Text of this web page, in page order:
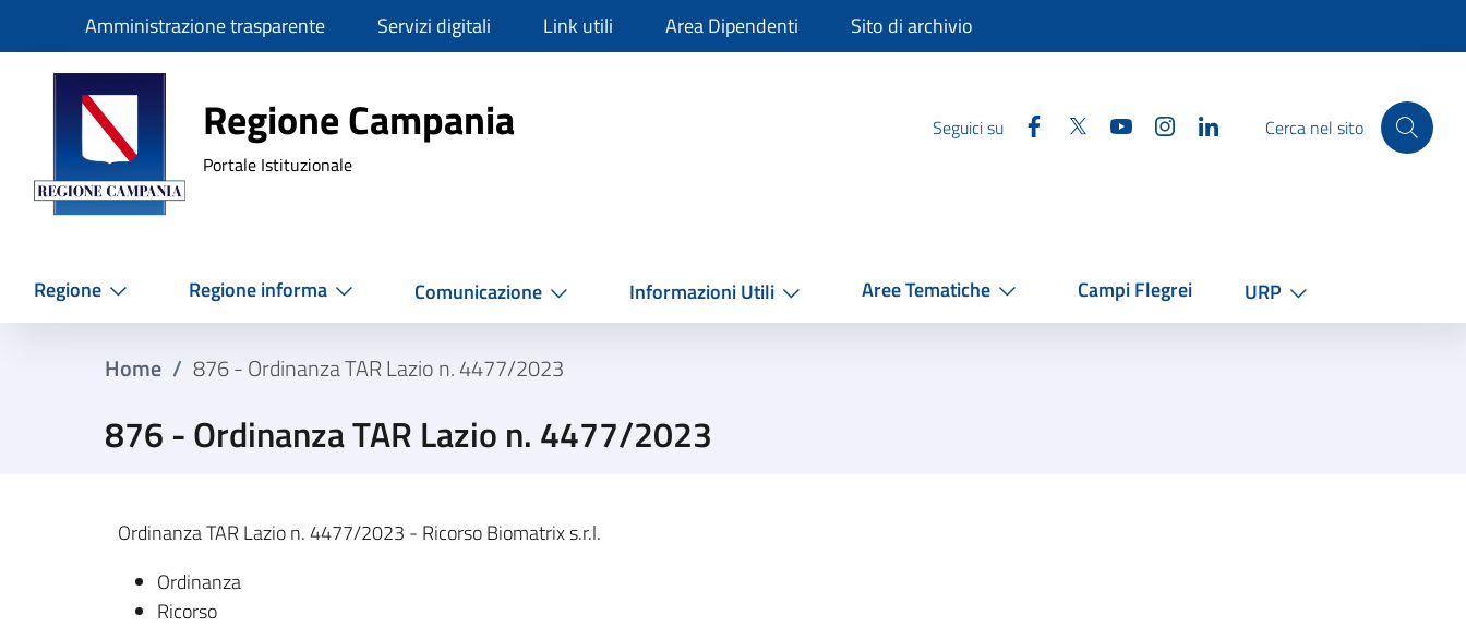
SlimAmministrazione trasparente Servizi digitali Link utili Area Dipendenti Sito di archivio
Regione Campania
Regione Campania
Portale Istituzionale
Seguici su Facebook
Twitter YouTube InstagramLinkedinCerca nel sito
Regione Regione informa Comunicazione Informazioni Utili Aree Tematiche Campi Flegrei URP
Home / 876 - Ordinanza TAR Lazio n. 4477/2023
876 - Ordinanza TAR Lazio n. 4477/2023
Ordinanza TAR Lazio n. 4477/2023 - Ricorso Biomatrix s.r.l.
Ordinanza
Ricorso